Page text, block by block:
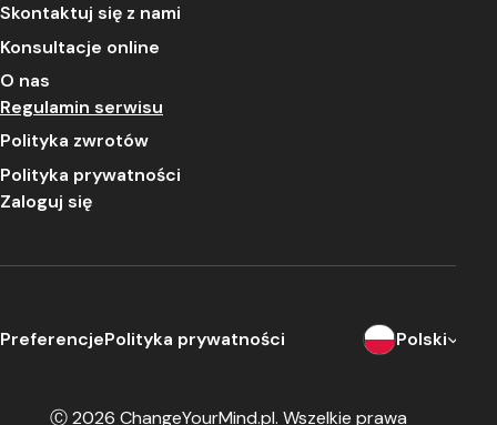
Skontaktuj się z nami
Konsultacje online
O nas
Regulamin serwisu
Polityka zwrotów
Polityka prywatności
Zaloguj się
PreferencjePolityka prywatności Polski
Ⓒ 2026 ChangeYourMind.pl. Wszelkie prawa